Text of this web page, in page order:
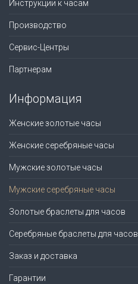
Инструкции к часам
Производство
Сервис-Центры
Партнерам
Информация
Женские золотые часы
Женские серебряные часы
Мужские золотые часы
Мужские серебряные часы
Золотые браслеты для часов
Серебряные браслеты для часов
Заказ и доставка
Гарантии